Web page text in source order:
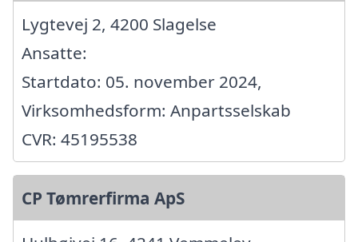
Lygtevej 2, 4200 Slagelse
Ansatte:
Startdato: 05. november 2024,
Virksomhedsform: Anpartsselskab
CVR: 45195538
CP Tømrerfirma ApS